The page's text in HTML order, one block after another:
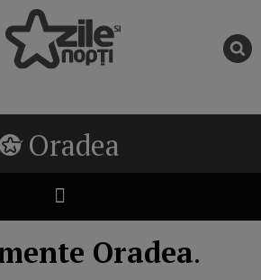
Oradea
Oradea.